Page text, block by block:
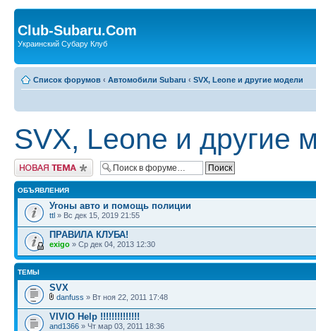
Club-Subaru.Com
Украинский Субару Клуб
Список форумов ‹ Автомобили Subaru ‹ SVX, Leone и другие модели
SVX, Leone и другие
Новая тема
ОБЪЯВЛЕНИЯ
Угоны авто и помощь полиции
ttl » Вс дек 15, 2019 21:55
ПРАВИЛА КЛУБА!
exigo » Ср дек 04, 2013 12:30
ТЕМЫ
SVX
danfuss » Вт ноя 22, 2011 17:48
VIVIO Help !!!!!!!!!!!!!!
and1366 » Чт мар 03, 2011 18:36